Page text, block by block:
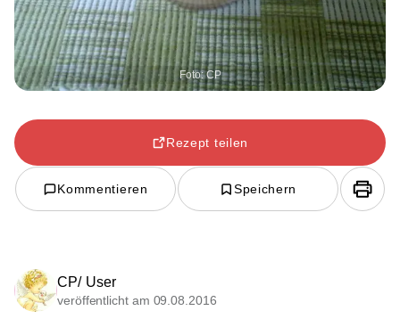
Foto: CP
Rezept teilen
Kommentieren Speichern
CP/ User
veröffentlicht am 09.08.2016